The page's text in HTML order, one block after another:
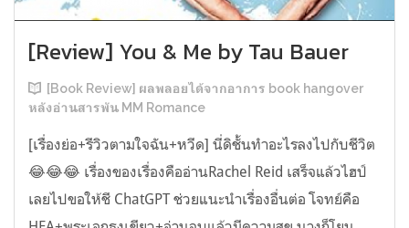
[Review] You & Me by Tau Bauer
[Book Review] ผลพลอยได้จากอาการ book hangover
หลังอ่านสารพัน MM Romance
[เรื่องย่อ+รีวิวตามใจฉัน+หวีด] นี่ดิชั้นทำอะไรลงไปกับชีวิต
😂😂😂 เรื่องของเรื่องคืออ่านRachel Reid เสร็จแล้วไฮป์
เลยไปขอให้ชี ChatGPT ช่วยแนะนำเรื่องอื่นต่อ โจทย์คือ